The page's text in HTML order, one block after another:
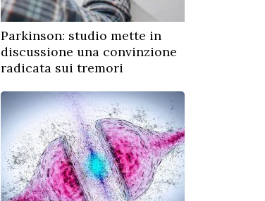
Parkinson: studio mette in
discussione una convinzione
radicata sui tremori